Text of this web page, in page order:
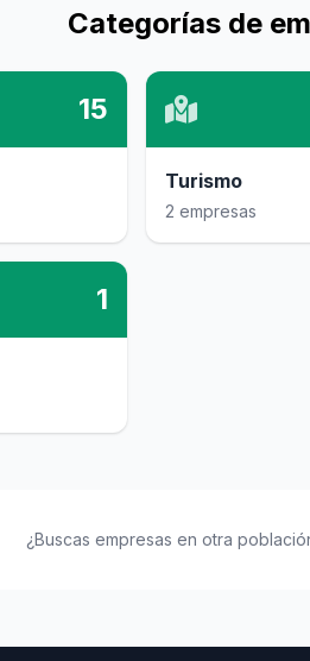
Categorías de
15
Turismo
2 empresas
1
¿Buscas empresas en otra